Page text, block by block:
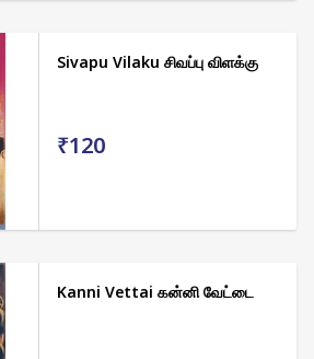
Sivapu Vilaku சிவப்பு விளக்கு
₹120
Kanni Vettai கன்னி வேட்டை